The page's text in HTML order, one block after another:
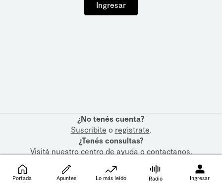
Ingresar
¿No tenés cuenta?
Suscribite o registrate.
¿Tenés consultas?
Visitá nuestrocentro de ayudaocontactanos.
Portada Apuntes Lo más leído Radio Ingresar